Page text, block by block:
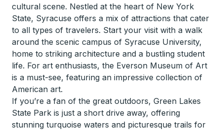
cultural scene. Nestled at the heart of New York
State, Syracuse offers a mix of attractions that cater
to all types of travelers. Start your visit with a walk
around the scenic campus of Syracuse University,
home to striking architecture and a bustling student
life. For art enthusiasts, the Everson Museum of Art
is a must-see, featuring an impressive collection of
American art.
If you’re a fan of the great outdoors, Green Lakes
State Park is just a short drive away, offering
stunning turquoise waters and picturesque trails for